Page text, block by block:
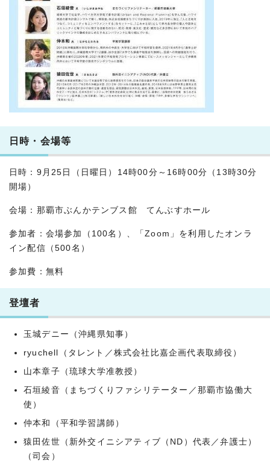
日時・会場等
日時：9月25日（日曜日）14時00分～16時00分（13時30分
開場）
会場：那覇市ぶんかテンブス館 てんぶすホール
参加者：会場参加（100名）、「Zoom」を利用したオンラ
イン配信（500名）
参加費：無料
登壇者
玉城デニー（沖縄県知事）
ryuchell（タレント／株式会社比嘉企画代表取締役）
山本章子（琉球大学准教授）
石垣綾音（まちづくりファシリテーター／那覇市協働大
使）
仲本和（平和学習講師）
猿田佐世（新外交イニシアティブ（ND）代表／弁護士）
（司会）